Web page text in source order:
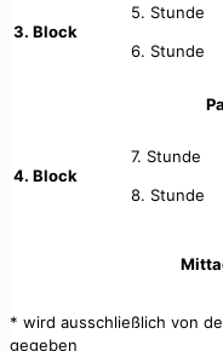
3. Block
5. Stunde
6. Stunde
4. Block
7. Stunde
8. Stunde
* wird ausschließlich von
gegeben